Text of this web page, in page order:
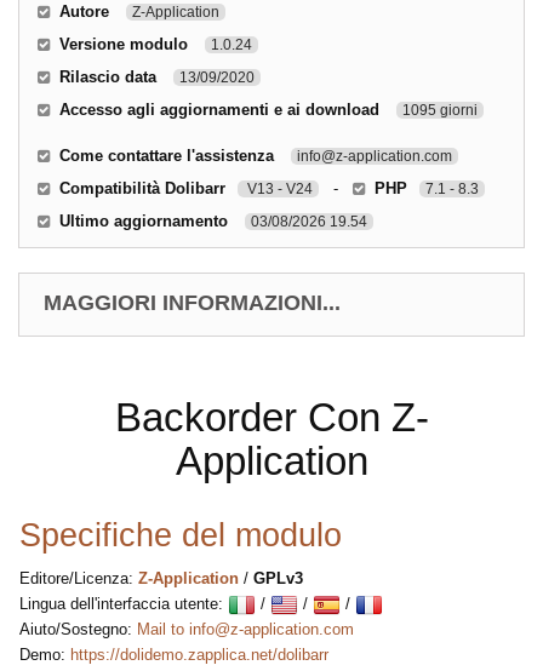
Autore Z-Application
Versione modulo 1.0.24
Rilascio data 13/09/2020
Accesso agli aggiornamenti e ai download 1095 giorni
Come contattare l'assistenza info@z-application.com
Compatibilità Dolibarr V13 - V24 - PHP 7.1 - 8.3
Ultimo aggiornamento 03/08/2026 19.54
MAGGIORI INFORMAZIONI...
Backorder Con Z-
Application
Specifiche del modulo
Editore/Licenza: Z-Application / GPLv3
Lingua dell'interfaccia utente:
/ /
/
Aiuto/Sostegno: Mail to info@z-application.com
Demo: https://dolidemo.zapplica.net/dolibarr